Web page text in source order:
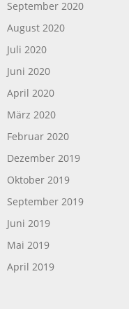
September 2020
August 2020
Juli 2020
Juni 2020
April 2020
März 2020
Februar 2020
Dezember 2019
Oktober 2019
September 2019
Juni 2019
Mai 2019
April 2019